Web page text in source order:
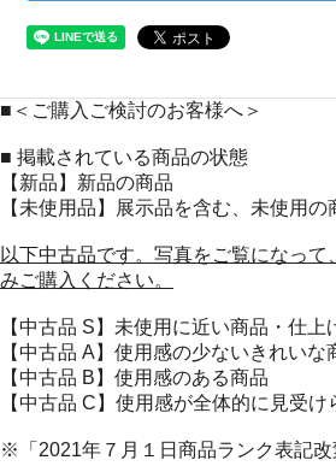
■＜ご購入ご検討のお客様へ＞
■ 掲載されている商品の状態
【新品】新品の商品
【未使用品】展示品を含む、未使用の
以下中古品です。写真をご覧になっ
みご購入ください。
【中古品 S】未使用に近い商品・仕上
【中古品 A】使用感の少ないきれいな
【中古品 B】使用感のある商品
【中古品 C】使用感が全体的に見受け
※「2021年７月１日商品ランク表記改